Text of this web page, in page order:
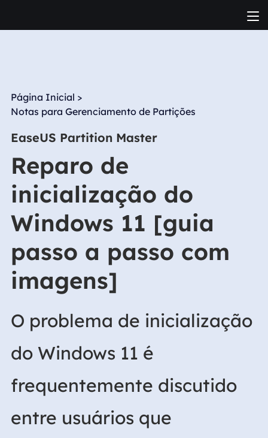
Página Inicial >
Notas para Gerenciamento de Partições
EaseUS Partition Master
Reparo de
inicialização do
Windows 11 [guia
passo a passo com
imagens]
O problema de inicialização
do Windows 11 é
frequentemente discutido
entre usuários que